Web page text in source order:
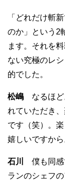
「どれだけ斬
のか」という2
ます。それを
ない究極のレ
的でした。
松嶋 なるほど
れていただき
です（笑）。
嬉しいですから
石川
僕も同感
ランのシェフ